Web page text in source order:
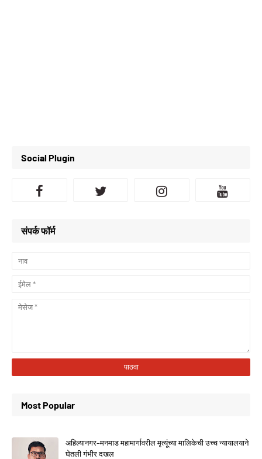
Social Plugin
संपर्क फॉर्म
Most Popular
अहिल्यानगर–मनमाड महामार्गावरील मृत्यूंच्या मालिकेची उच्च न्यायालयाने
घेतली गंभीर दखल